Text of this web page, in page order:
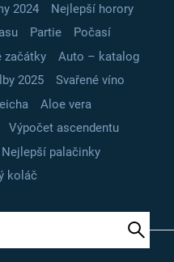
2024
Nejlepší horory
Partie
Počasí
začátky
Auto – katalog
2025
Svařené víno
Aloe vera
Výpočet ascendentu
Nejlepší palačinky
koláč